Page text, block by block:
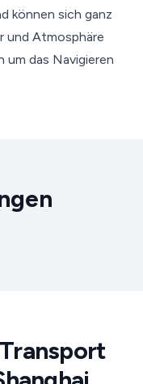
können sich ganz
und Atmosphäre
um das Navigieren